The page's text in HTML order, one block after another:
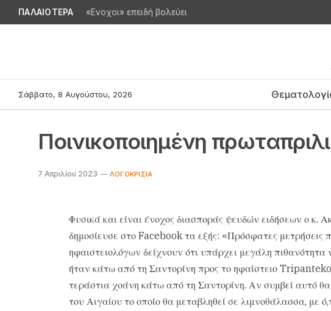
ΠΑΛΑΙΟΤΕΡΑ «Ενοχοι» επειδή βολεύει
Σάββατο, 8 Αυγούστου, 2026
Ποινικοποιημένη
7 Απριλίου 2023 ΛΟΓΟΚΡΙΣΊΑ
Φυσικά και είναι ένοχος διασποράς ψευδών ειδήσεων ο κ.
δημοσίευσε στο Facebook τα εξής: «Πρόσφατες
ηφαιστειολόγων δείχνουν ότι υπάρχει μεγάλη
ήταν κάτω από τη Σαντορίνη προς το ηφαίστειο
τεράστια χοάνη κάτω από τη Σαντορίνη. Αν συμβεί αυτό
του Αιγαίου το οποίο θα μεταβληθεί σε λιμνοθάλασσα, με